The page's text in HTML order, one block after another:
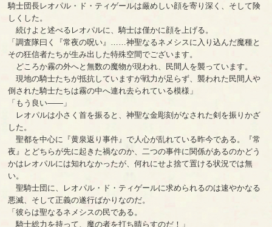
騎士団長レオパル・ド・ティゲールは厳めしい顔を寄り深く、そして険
しくした。
続けよと述べるレオパルに、騎士は僅かに顔を上げる。
「調査隊曰く『常夜の呪い』……神聖なるネメシスに入り込んだ魔種と
その狂信者たちが生み出した特殊空間でございます。
どころか霧の外へと無数の魔物が現われ、民間人を襲っています。
現地の騎士たちが抵抗していますが戦力が足らず、襲われた民間人や
倒された騎士たちは霧の中へ連れ去られている模様」
「もう良い――」
レオパルは小さく首を振ると、神聖な金彫刻がなされた剣を振りかざ
した。
聖都を中心に『黄泉返り事件』で人心が乱れている昨今である。『常
夜』とどちらが先に起きた禍なのか、二つの事件に関係があるのかどう
かはレオパルには知れなかったが、何れにせよ捨て置ける状況では無
い。
聖騎士団に、レオパル・ド・ティゲールに求められるのは速やかなる
悪滅、そして正義の遂行ばかりなのだ。
「彼らは聖なるネメシスの民である。
騎士総力を持って、魔の者を打ち晴らすのだ！」